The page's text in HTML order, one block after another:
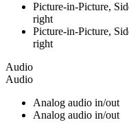
Picture-in-Picture,
right
Picture-in-Picture,
right
Audio
Audio
Analog audio in/out
Analog audio in/out